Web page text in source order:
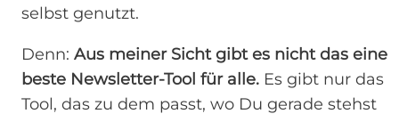
selbst genutzt.
Denn:Aus meiner Sicht gibt es nicht das eine
beste Newsletter-Tool für alle. Es gibt nur das
Tool, das zu dem passt, wo Du gerade stehst